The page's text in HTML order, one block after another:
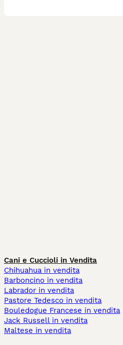
Cani e Cuccioli in Vendita
Chihuahua in vendita
Barboncino in vendita
Labrador in vendita
Pastore Tedesco in vendita
Bouledogue Francese in vendita
Jack Russell in vendita
Maltese in vendita